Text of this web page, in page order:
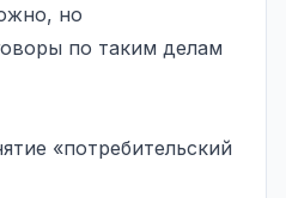
но
по таким делам
«потребительский